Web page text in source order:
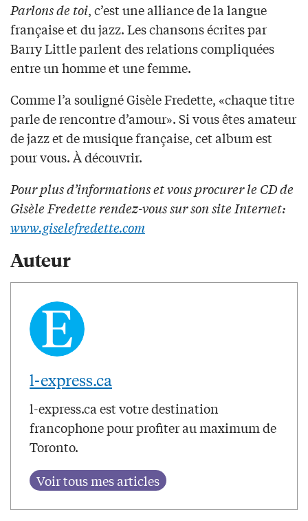
Parlons de toi, c’est une alliance de la langue
française et du jazz. Les chansons écrites par
Barry Little parlent des relations compliquées
entre un homme et une femme.
Comme l’a souligné Gisèle Fredette, «chaque titre
parle de rencontre d’amour». Si vous êtes amateur
de jazz et de musique française, cet album est
pour vous. À découvrir.
Pour plus d’informations et vous procurer le CD de
Gisèle Fredette rendez-vous sur son site Internet:
www.giselefredette.com
Auteur
l-express.ca
l-express.ca est votre destination
francophone pour profiter au maximum de
Toronto.